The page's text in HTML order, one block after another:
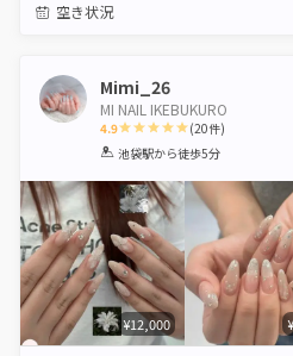
空き状況
Mimi_26
MI NAIL IKEBUKURO
4.9
1 2 3 4 5
(20件)
池袋駅から徒歩5分
¥12,000